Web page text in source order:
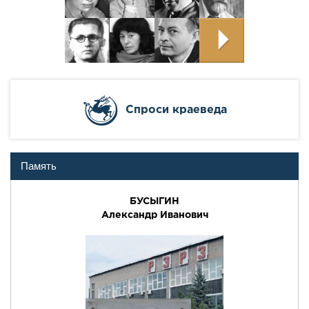
Cпроси краеведа
Память
БУСЫГИН
Александр Иванович